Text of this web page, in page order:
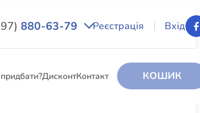
880-63-79 Реєстрація Вхід
ДисконтКонтакт КОШИК